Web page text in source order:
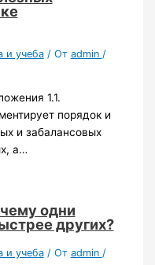
и учеба/ От admin /
1.1.
порядок и
и забалансовых
а…
одни
других?
и учеба/ От admin /